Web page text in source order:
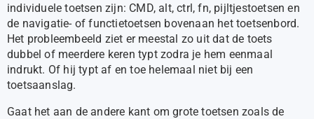
individuele toetsen zijn: CMD, alt, ctrl, fn, pijltjestoetsen en
de navigatie- of functietoetsen bovenaan het toetsenbord.
Het probleembeeld ziet er meestal zo uit dat de toets
dubbel of meerdere keren typt zodra je hem eenmaal
indrukt. Of hij typt af en toe helemaal niet bij een
toetsaanslag.
Gaat het aan de andere kant om grote toetsen zoals de